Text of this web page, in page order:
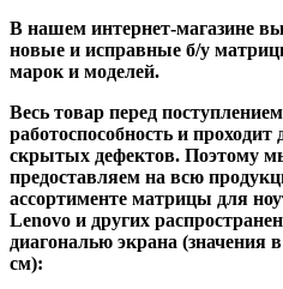
В нашем интернет-магазине
новые и исправные б/у
марок и моделей.
Весь товар перед
работоспособность и
скрытых дефектов. Поэтому
предоставляем на всю
ассортименте матрицы для
Lenovo и других
диагональю экрана (значения
см):